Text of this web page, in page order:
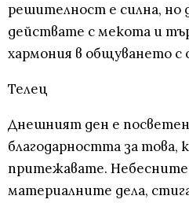
решителност е силна, но
действате с мекота и
хармония в общуването с
Телец
Днешният ден е
благодарността за това,
притежавате. Небесните
материалните дела,